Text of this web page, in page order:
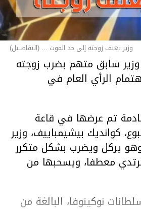
وزير يعنف زوجته إلى حد الموت ... (التفاصــيل)
سابق متهم بضرب زوجته
الرأي العام في
تم عرضها في قاعة
كوانديك بيشيمباييف، وزير
وهو يركل ويضرب بشكل متكرر
معطفا، ويسحبها من
نوكينوفا، البالغة من